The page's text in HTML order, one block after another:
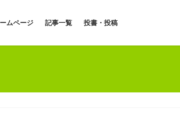
ムページ 記事一覧 投書・投稿